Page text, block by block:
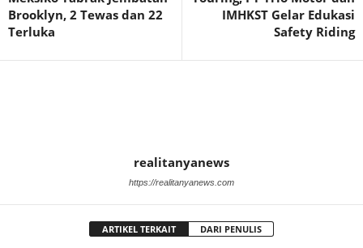
Brooklyn, 2 Tewas dan 22
Terluka
IMHKST Gelar Edukasi
Safety Riding
realitanyanews
https://realitanyanews.com
ARTIKEL TERKAIT DARI PENULIS